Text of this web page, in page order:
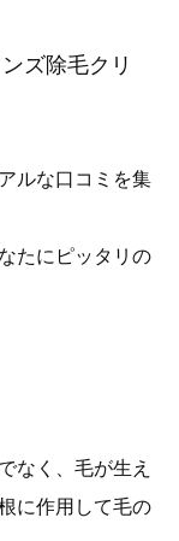
ズ除毛クリ
ルな口コミを集
たにピッタリの
なく、毛が生え
に作用して毛の